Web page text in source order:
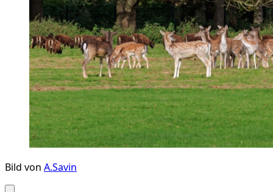
Bild von A.Savin